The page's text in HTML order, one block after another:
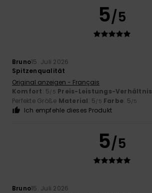
5/5
Bruno15. Juli 2026
Spitzenqualität
Original anzeigen - Français
Komfort: 5/5 Preis-Leistungs-Verhältnis
Perfekte Größe Material: 5/5 Farbe: 5/5
Ich empfehle dieses Produkt
5/5
Bruno15. Juli 2026